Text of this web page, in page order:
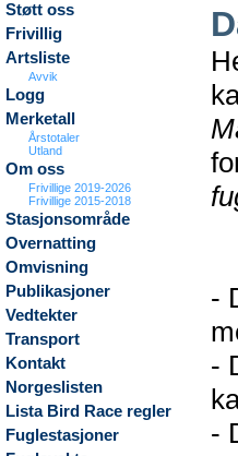
Støtt oss
Frivillig
Artsliste
Avvik
Logg
Merketall
Årstotaler
Utland
Om oss
Frivillige 2019-2026
Frivillige 2015-2018
Stasjonsområde
Overnatting
Omvisning
Publikasjoner
Vedtekter
Transport
Kontakt
Norgeslisten
Lista Bird Race regler
Fuglestasjoner
-
-
-